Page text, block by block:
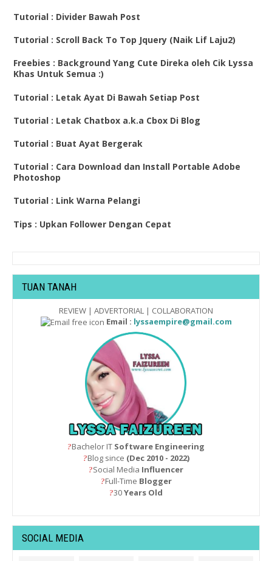
Tutorial : Divider Bawah Post
Tutorial : Scroll Back To Top Jquery (Naik Lif Laju2)
Freebies : Background Yang Cute Direka oleh Cik Lyssa
Khas Untuk Semua :)
Tutorial : Letak Ayat Di Bawah Setiap Post
Tutorial : Letak Chatbox a.k.a Cbox Di Blog
Tutorial : Buat Ayat Bergerak
Tutorial : Cara Download dan Install Portable Adobe
Photoshop
Tutorial : Link Warna Pelangi
Tips : Upkan Follower Dengan Cepat
TUAN TANAH
REVIEW | ADVERTORIAL | COLLABORATION
Email : lyssaempire@gmail.com
?Bachelor IT Software Engineering
?Blog since (Dec 2010 - 2022)
?Social Media Influencer
?Full-Time Blogger
?30Years Old
SOCIAL MEDIA